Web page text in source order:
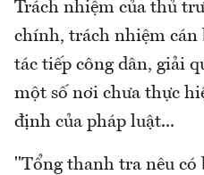
Trách nhiệm của thủ
chính, trách nhiệm cán
tác tiếp công dân, giải
một số nơi chưa thực
định của pháp luật...
"Tổng thanh tra nêu có